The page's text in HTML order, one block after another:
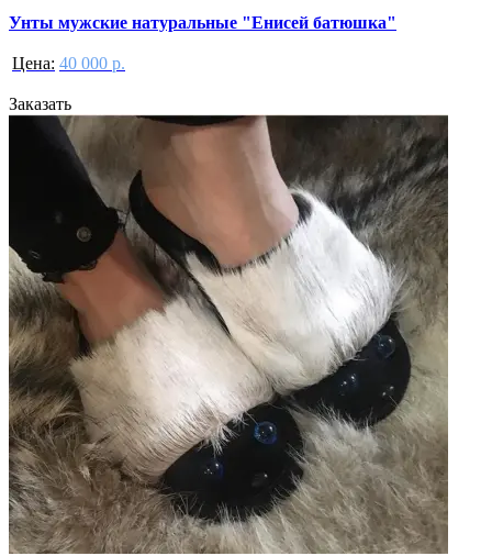
Унты мужские натуральные "Енисей батюшка"
Цена: 40 000 р.
Заказать